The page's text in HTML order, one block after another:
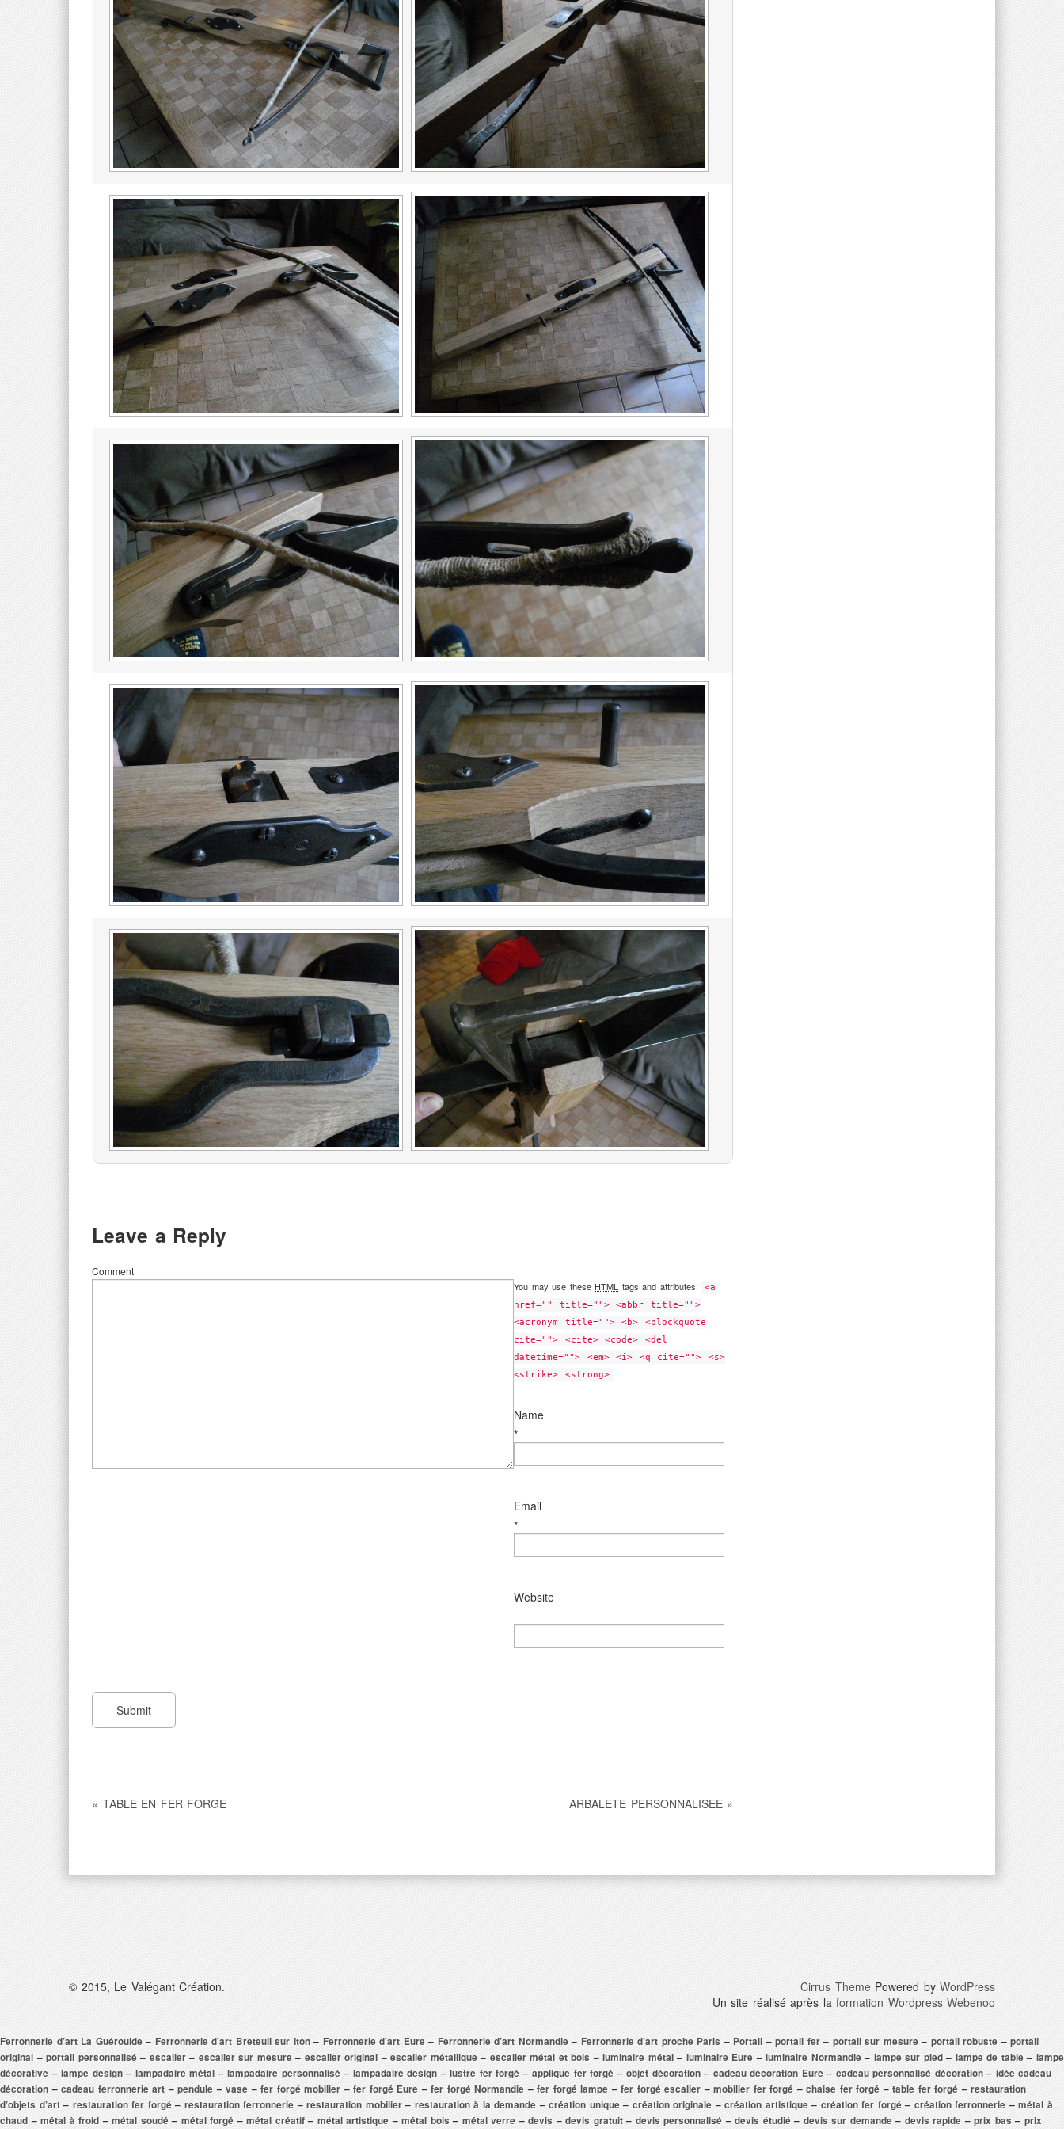
Leave a Reply
Comment
You may use these HTML tags and attributes:
<a
href="" title=""> <abbr title="">
<acronym title=""> <b> <blockquote
cite=""> <cite> <code> <del
datetime=""> <em> <i> <q cite=""> <s>
<strike> <strong>
Name
*
Email
*
Website
« TABLE EN FER FORGE ARBALETE PERSONNALISEE »
© 2015, Le Valégant Création. Cirrus ThemePowered by WordPress
Un site réalisé après la formation Wordpress Webenoo
Ferronnerie d’art La Guéroulde– Ferronnerie d’art Breteuil sur Iton– Ferronnerie d’art Eure– Ferronnerie d’art Normandie– Ferronnerie d’art proche Paris – Portail–portail fer– portail sur mesure– portail robuste –portail
original – portail personnalisé– escalier– escalier sur mesure– escalier original – escalier métallique – escalier métal et bois – luminaire métal– luminaire Eure – luminaire Normandie– lampe sur pied– lampe de table– lampe
décorative – lampe design– lampadaire métal – lampadaire personnalisé– lampadaire design –lustre fer forgé – applique fer forgé –objet décoration– cadeau décoration Eure– cadeau personnalisé décoration– idée cadeau
décoration – cadeau ferronnerie art–pendule – vase – fer forgé mobilier – fer forgé Eure – fer forgé Normandie – fer forgé lampe –fer forgé escalier – mobilier fer forgé – chaise fer forgé – table fer forgé –restauration
d’objets d’art– restauration fer forgé– restauration ferronnerie –restauration mobilier– restauration à la demande –création unique– création originale – création artistique– création fer forgé– création ferronnerie – métal à
chaud – métal à froid – métal soudé– métal forgé – métal créatif– métal artistique – métal bois– métal verre –devis –devis gratuit– devis personnalisé –devis étudié– devis sur demande– devis rapide –prix bas– prix